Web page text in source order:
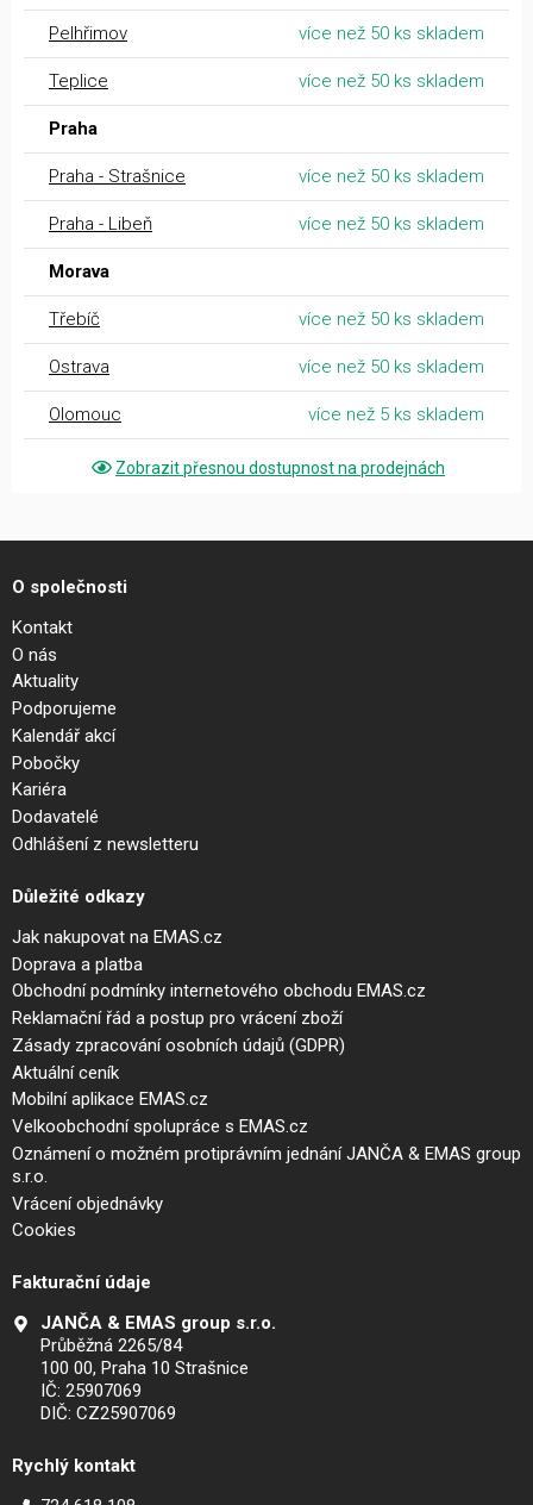
Pelhřimov více než 50 ks skladem
Teplice více než 50 ks skladem
Praha
Praha - Strašnice více než 50 ks skladem
Praha - Libeň více než 50 ks skladem
Morava
Třebíč více než 50 ks skladem
Ostrava více než 50 ks skladem
Olomouc více než 5 ks skladem
Zobrazit přesnou dostupnost na prodejnách
O společnosti
Kontakt
O nás
Aktuality
Podporujeme
Kalendář akcí
Pobočky
Kariéra
Dodavatelé
Odhlášení z newsletteru
Důležité odkazy
Jak nakupovat na EMAS.cz
Doprava a platba
Obchodní podmínky internetového obchodu EMAS.cz
Reklamační řád a postup pro vrácení zboží
Zásady zpracování osobních údajů (GDPR)
Aktuální ceník
Mobilní aplikace EMAS.cz
Velkoobchodní spolupráce s EMAS.cz
Oznámení o možném protiprávním jednání JANČA & EMAS group
s.r.o.
Vrácení objednávky
Cookies
Fakturační údaje
JANČA & EMAS group s.r.o.
Průběžná 2265/84
100 00, Praha 10 Strašnice
IČ: 25907069
DIČ: CZ25907069
Rychlý kontakt